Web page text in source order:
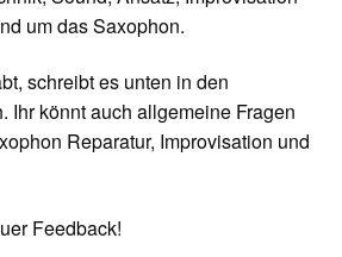
um das Saxophon.
schreibt es unten in den
Ihr könnt auch allgemeine Fragen
Reparatur, Improvisation und
Feedback!